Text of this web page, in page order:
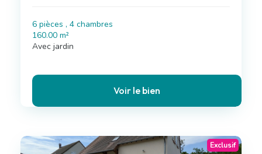
6 pièces , 4 chambres
160.00 m²
Avec jardin
Voir le bien
Exclusif